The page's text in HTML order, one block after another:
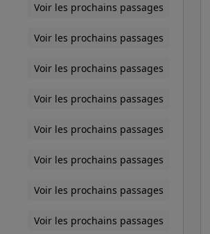
Voir les prochains passages
Voir les prochains passages
Voir les prochains passages
Voir les prochains passages
Voir les prochains passages
Voir les prochains passages
Voir les prochains passages
Voir les prochains passages